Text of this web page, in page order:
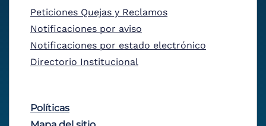
Peticiones Quejas y Reclamos
Notificaciones por aviso
Notificaciones por estado electrónico
Directorio Institucional
Políticas